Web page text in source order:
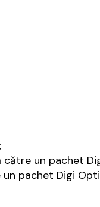
un pachet
pachet Digi